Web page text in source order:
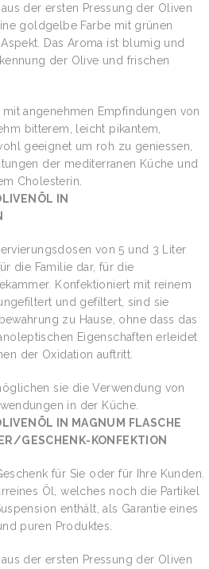
der ersten Pressung der Oliven
goldgelbe Farbe mit grünen
Das Aroma ist blumig und
der Olive und frischen
angenehmen Empfindungen von
bitterem, leicht pikantem,
geeignet um roh zu geniessen,
der mediterranen Küche und
Cholesterin.
IN
von 5 und 3 Liter
die Familie dar, für die
Konfektioniert mit reinem
und gefiltert, sind sie
zu Hause, ohne dass das
Eigenschaften erleidet
der Oxidation auftritt.
sie die Verwendung von
in der Küche.
IN MAGNUM FLASCHE
GESCHENK-KONFEKTION
für Sie oder für Ihre Kunden.
Öl, welches noch die Partikel
enthält, als Garantie eines
puren Produktes.
der ersten Pressung der Oliven